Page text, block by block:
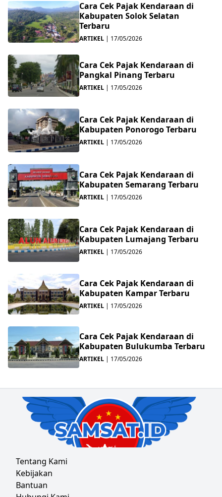
Cara Cek Pajak Kendaraan di
Kabupaten Solok Selatan
Terbaru
ARTIKEL | 17/05/2026
Cara Cek Pajak Kendaraan di
Pangkal Pinang Terbaru
ARTIKEL | 17/05/2026
Cara Cek Pajak Kendaraan di
Kabupaten Ponorogo Terbaru
ARTIKEL | 17/05/2026
Cara Cek Pajak Kendaraan di
Kabupaten Semarang Terbaru
ARTIKEL | 17/05/2026
Cara Cek Pajak Kendaraan di
Kabupaten Lumajang Terbaru
ARTIKEL | 17/05/2026
Cara Cek Pajak Kendaraan di
Kabupaten Kampar Terbaru
ARTIKEL | 17/05/2026
Cara Cek Pajak Kendaraan di
Kabupaten Bulukumba Terbaru
ARTIKEL | 17/05/2026
Tentang Kami
Kebijakan
Bantuan